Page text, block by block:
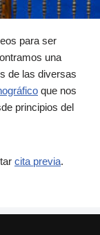
para ser
una
de las diversas
que nos
principios del
cita previa.